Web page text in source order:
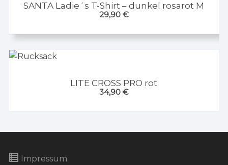
SANTA Ladie´s T-Shirt – dunkel rosarot M
29,90 €
LITE CROSS PRO rot
34,90 €
Impressum